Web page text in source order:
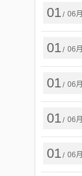
01 / 06月
01 / 06月
01 / 06月
01 / 06月
01 / 06月